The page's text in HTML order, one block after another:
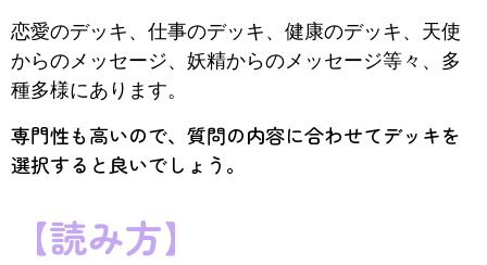
恋愛のデッキ、仕事のデッキ、健康のデッキ、天使
からのメッセージ、妖精からのメッセージ等々、多
種多様にあります。
専門性も高いので、質問の内容に合わせてデッキを
選択すると良いでしょう。
【読み方】